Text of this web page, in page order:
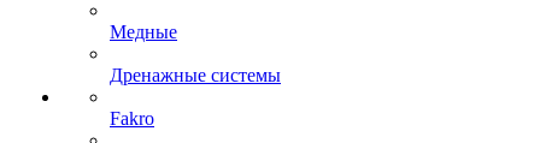
Медные
Дренажные системы
Fakro